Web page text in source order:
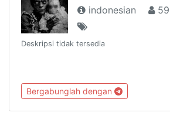
indonesian
Deskripsi tidak tersedia
Bergabunglah dengan